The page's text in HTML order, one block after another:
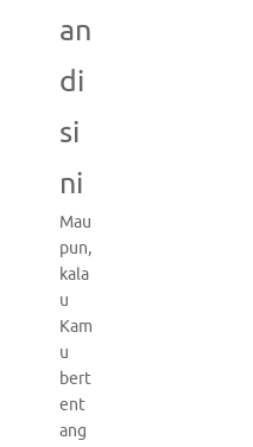
an
di
si
ni
Mau
pun,
kala
u
Kam
u
bert
ent
ang